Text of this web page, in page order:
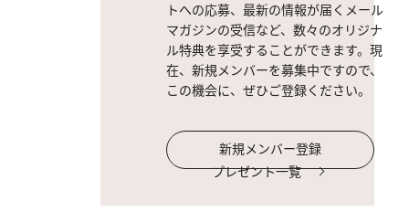
トへの応募、最新の情報が届くメール
マガジンの受信など、数々のオリジナ
ル特典を享受することができます。現
在、新規メンバーを募集中ですので、
この機会に、ぜひご登録ください。
新規メンバー登録
プレゼント一覧